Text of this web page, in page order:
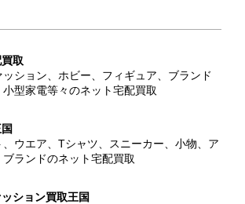
取
ション、ホビー、フィギュア、ブランド
型家電等々のネット宅配買取
、ウエア、Tシャツ、スニーカー、小物、ア
ブランドのネット宅配買取
ション買取王国